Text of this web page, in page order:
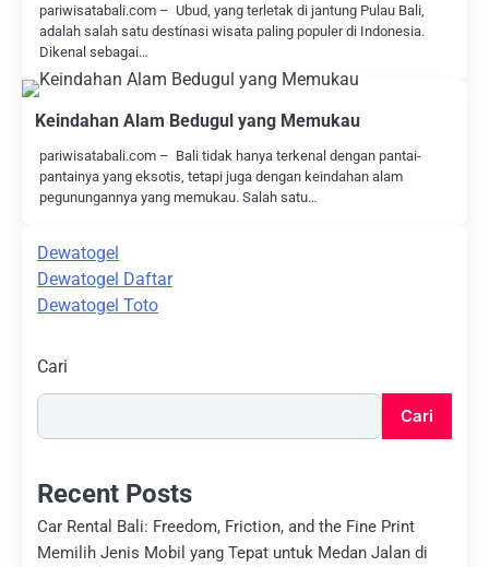
pariwisatabali.com – Ubud, yang terletak di jantung Pulau Bali,
adalah salah satu destinasi wisata paling populer di Indonesia.
Dikenal sebagai…
Keindahan Alam Bedugul yang Memukau
pariwisatabali.com – Bali tidak hanya terkenal dengan pantai-
pantainya yang eksotis, tetapi juga dengan keindahan alam
pegunungannya yang memukau. Salah satu…
Dewatogel
Dewatogel Daftar
Dewatogel Toto
Cari
Cari
Recent Posts
Car Rental Bali: Freedom, Friction, and the Fine Print
Memilih Jenis Mobil yang Tepat untuk Medan Jalan di